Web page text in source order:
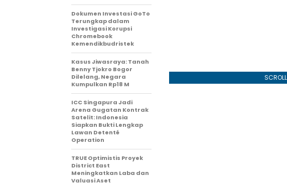
Dokumen Investasi GoTo
Terungkap dalam
Investigasi Korupsi
Chromebook
Kemendikbudristek
Kasus Jiwasraya: Tanah
Benny Tjokro Bogor
Dilelang, Negara
Kumpulkan Rp18 M
ICC Singapura Jadi
Arena Gugatan Kontrak
Satelit: Indonesia
Siapkan Bukti Lengkap
Lawan Detenté
Operation
TRUE Optimistis Proyek
District East
Meningkatkan Laba dan
Valuasi Aset